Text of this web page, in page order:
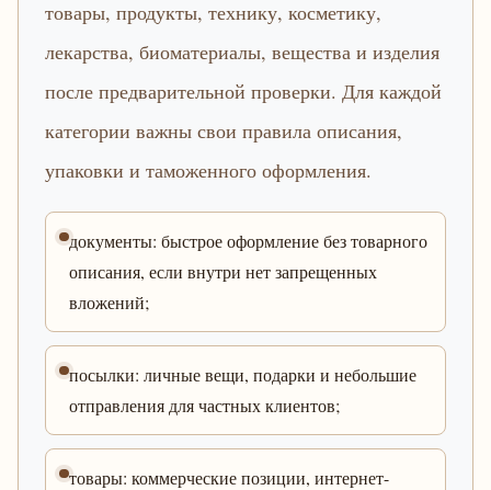
товары, продукты, технику, косметику,
лекарства, биоматериалы, вещества и изделия
после предварительной проверки. Для каждой
категории важны свои правила описания,
упаковки и таможенного оформления.
документы: быстрое оформление без товарного
описания, если внутри нет запрещенных
вложений;
посылки: личные вещи, подарки и небольшие
отправления для частных клиентов;
товары: коммерческие позиции, интернет-